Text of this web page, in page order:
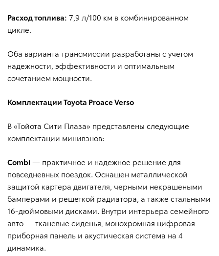
Расход топлива: 7,9 л/100 км в комбинированном
цикле.
Оба варианта трансмиссии разработаны с учетом
надежности, эффективности и оптимальным
сочетанием мощности.
Комплектации Toyota Proace Verso
В «Тойота Сити Плаза» представлены следующие
комплектации минивэнов:
Combi — практичное и надежное решение для
повседневных поездок. Оснащен металлической
защитой картера двигателя, черными некрашеными
бамперами и решеткой радиатора, а также стальными
16-дюймовыми дисками. Внутри интерьера семейного
авто — тканевые сиденья, монохромная цифровая
приборная панель и акустическая система на 4
динамика.